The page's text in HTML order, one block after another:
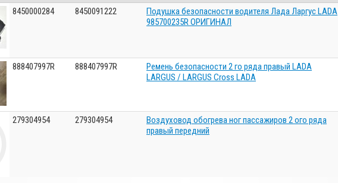
8450000284 8450091222
Подушка безопасности водителя Лада Ларгус LADA
985700235R ОРИГИНАЛ
888407997R 888407997R
Ремень безопасности 2 го ряда правый LADA
LARGUS / LARGUS Cross LADA
279304954 279304954
Воздуховод обогрева ног пассажиров 2 ого ряда
правый передний